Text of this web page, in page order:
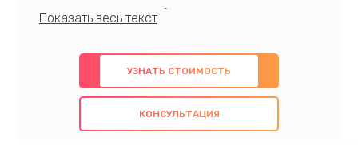
профессионалов с обширными знаниями и
предлагаем быстрый и качественный ремонт с
использованием оригинальных компонентов, а
также гарантируем качество всех
проведенных работ. Наша цель - предоставить
УЗНАТЬ СТОИМОСТЬ
КОНСУЛЬТАЦИЯ